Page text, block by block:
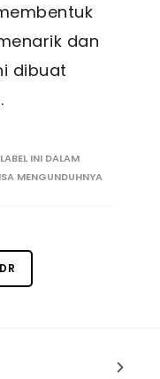
dan
dibuat
INI DALAM
MENGUNDUHNYA